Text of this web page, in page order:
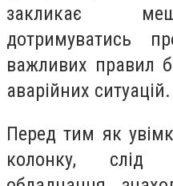
закликає
дотримуватись
важливих правил
аварійних ситуацій.
Перед тим як
колонку, слід